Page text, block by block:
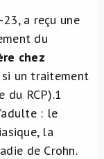
a reçu une
du
chez
si un traitement
du RCP).1
: le
la
de Crohn.